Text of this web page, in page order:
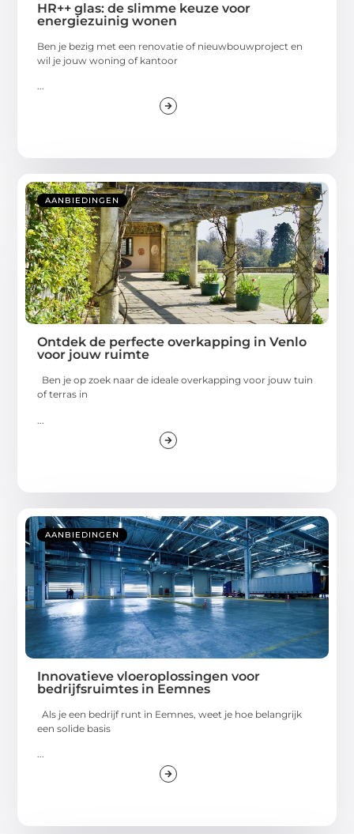
HR++ glas: de slimme keuze voor
energiezuinig wonen
Ben je bezig met een renovatie of nieuwbouwproject en
wil je jouw woning of kantoor
...
AANBIEDINGEN
Ontdek de perfecte overkapping in Venlo
voor jouw ruimte
Ben je op zoek naar de ideale overkapping voor jouw tuin
of terras in
AANBIEDINGEN
Innovatieve vloeroplossingen voor
bedrijfsruimtes in Eemnes
Als je een bedrijf runt in Eemnes, weet je hoe belangrijk
een solide basis
...